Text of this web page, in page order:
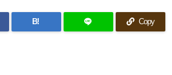
B! Copy